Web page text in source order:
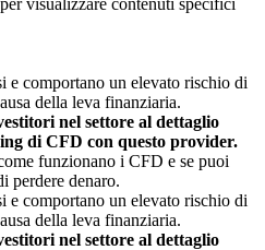
e comportano un elevato rischio di
della leva finanziaria.
nel settore al dettaglio
di CFD con questo provider.
funzionano i CFD e se puoi
perdere denaro.
e comportano un elevato rischio di
della leva finanziaria.
nel settore al dettaglio